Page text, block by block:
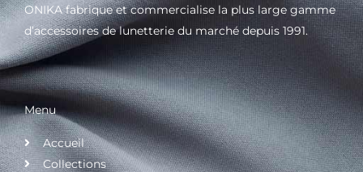
ONIKA fabrique et commercialise la plus large gamme
d’accessoires de lunetterie du marché depuis 1991.
Menu
Accueil
Collections